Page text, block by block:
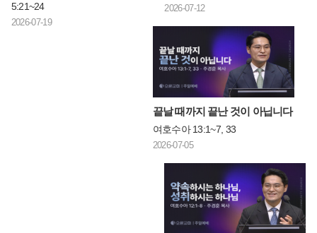
5:21~24
2026-07-19
2026-07-12
끝날 때까지 끝난 것이 아닙니다
여호수아 13:1~7, 33
2026-07-05